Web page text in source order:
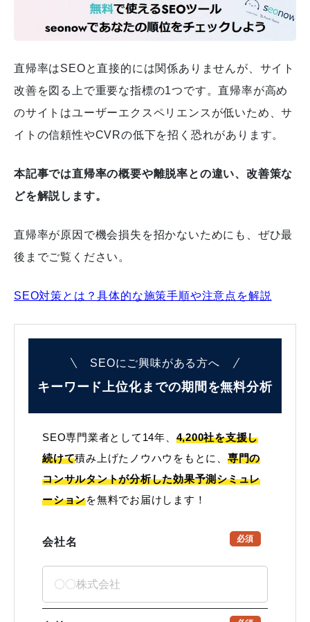
直帰率はSEOと直接的には関係ありませんが、サイト
改善を図る上で重要な指標の1つです。直帰率が高め
のサイトはユーザーエクスペリエンスが低いため、サ
イトの信頼性やCVRの低下を招く恐れがあります。
本記事では直帰率の概要や離脱率との違い、改善策な
どを解説します。
直帰率が原因で機会損失を招かないためにも、ぜひ最
後までご覧ください。
SEO対策とは？具体的な施策手順や注意点を解説
SEOにご興味がある方へ
キーワード上位化までの期間を無料分析
SEO専門業者として14年、 4,200社を支援し
続けて積み上げたノウハウをもとに、 専門の
コンサルタントが分析した効果予測シミュレ
ーションを無料でお届けします！
会社名 必須